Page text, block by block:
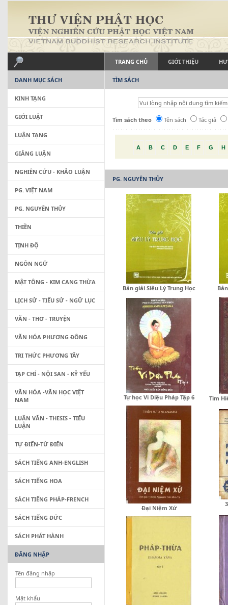
TRANG CHỦ GIỚI THIỆU
TÌM SÁCH
Tìm sách theo Tên sách Tác giả
A B C D E F G H
PG. NGUYÊN THỦY
Bản giải Siêu Lý Trung Học
Tự học Vi Diệu Pháp Tập 6 Tìm
Đại Niệm Xứ
DANH MỤC SÁCH
KINH TẠNG
GIỚI LUẬT
LUẬN TẠNG
GIẢNG LUẬN
NGHIÊN CỨU - KHẢO LUẬN
PG. VIỆT NAM
PG. NGUYÊN THỦY
THIỀN
TỊNH ĐỘ
NGÔN NGỮ
MẬT TÔNG - KIM CANG THỪA
LỊCH SỬ - TIỂU SỬ - NGỮ LỤC
VĂN - THƠ - TRUYỆN
VĂN HÓA PHƯƠNG ĐÔNG
TRI THỨC PHƯƠNG TÂY
TẠP CHÍ - NỘI SAN - KỶ YẾU
VĂN HÓA -VĂN HỌC VIỆT
NAM
LUẬN VĂN - THESIS - TIỂU
LUẬN
TỰ ĐIỂN-TỪ ĐIỂN
SÁCH TIẾNG ANH-ENGLISH
SÁCH TIẾNG HOA
SÁCH TIẾNG PHÁP-FRENCH
SÁCH TIẾNG ĐỨC
SÁCH PHÁT HÀNH
ĐĂNG NHẬP
Tên đăng nhập
Mật khẩu